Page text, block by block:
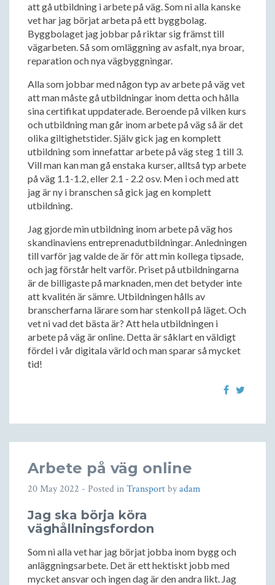
att gå utbildning i arbete på väg. Som ni alla kanske
vet har jag börjat arbeta på ett byggbolag.
Byggbolaget jag jobbar på riktar sig främst till
vägarbeten. Så som omläggning av asfalt, nya broar,
reparation och nya vägbyggningar.
Alla som jobbar med någon typ av arbete på väg vet
att man måste gå utbildningar inom detta och hålla
sina certifikat uppdaterade. Beroende på vilken kurs
och utbildning man går inom arbete på väg så är det
olika giltighetstider. Själv gick jag en komplett
utbildning som innefattar arbete på väg steg 1 till 3.
Vill man kan man gå enstaka kurser, alltså typ arbete
på väg 1.1-1.2, eller 2.1 - 2.2 osv. Men i och med att
jag är ny i branschen så gick jag en komplett
utbildning.
Jag gjorde min utbildning inom arbete på väg hos
skandinaviens entreprenadutbildningar. Anledningen
till varför jag valde de är för att min kollega tipsade,
och jag förstår helt varför. Priset på utbildningarna
är de billigaste på marknaden, men det betyder inte
att kvalitén är sämre. Utbildningen hålls av
branscherfarna lärare som har stenkoll på läget. Och
vet ni vad det bästa är? Att hela utbildningen i
arbete på väg är online. Detta är såklart en väldigt
fördel i vår digitala värld och man sparar så mycket
tid!
Arbete på väg online
20 May 2022 - Posted inTransportbyadam
Jag ska börja köra
väghållningsfordon
Som ni alla vet har jag börjat jobba inom bygg och
anläggningsarbete. Det är ett hektiskt jobb med
mycket ansvar och ingen dag är den andra likt. Jag